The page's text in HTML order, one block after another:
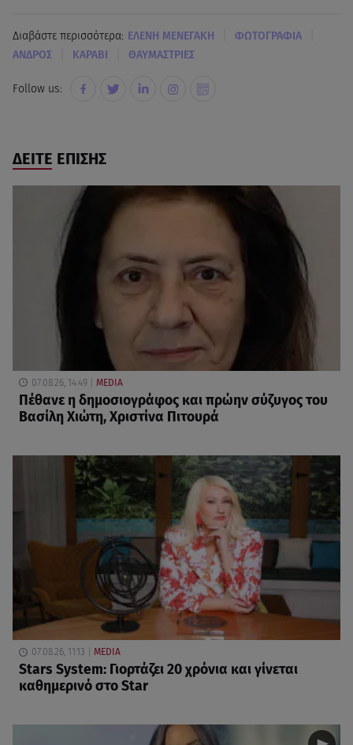
Διαβάστε περισσότερα: ΕΛΕΝΗ ΜΕΝΕΓΑΚΗ ΦΩΤΟΓΡΑΦΙΑ
ΑΝΔΡΟΣ ΚΑΡΑΒΙ ΘΑΥΜΑΣΤΡΙΕΣ
Follow us:
ΔΕΙΤΕ ΕΠΙΣΗΣ
07.08.26, 14:49 MEDIA
Πέθανε η δημοσιογράφος και πρώην σύζυγος του
Βασίλη Χιώτη, Χριστίνα Πιτουρά
07.08.26, 11:13 MEDIA
Stars System: Γιορτάζει 20 χρόνια και γίνεται
καθημερινό στο Star